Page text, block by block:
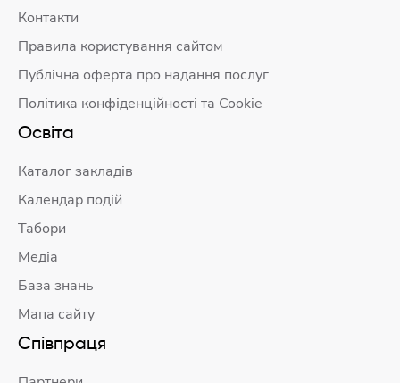
Контакти
Правила користування сайтом
Публічна оферта про надання послуг
Політика конфіденційності та Cookie
Освіта
Каталог закладів
Календар подій
Табори
Медіа
База знань
Мапа сайту
Співпраця